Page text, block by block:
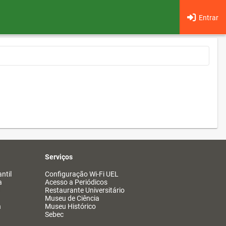
Entrar
Serviços
Configuração Wi-Fi UEL
Acesso a Periódicos
Restaurante Universitário
Museu de Ciência
Museu Histórico
Sebec